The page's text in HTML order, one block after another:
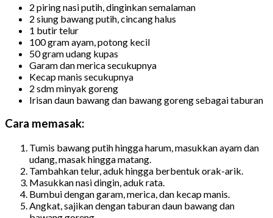
2 piring nasi putih, dinginkan semalaman
2 siung bawang putih, cincang halus
1 butir telur
100 gram ayam, potong kecil
50 gram udang kupas
Garam dan merica secukupnya
Kecap manis secukupnya
2 sdm minyak goreng
Irisan daun bawang dan bawang goreng sebagai taburan
Cara memasak:
Tumis bawang putih hingga harum, masukkan ayam dan
udang, masak hingga matang.
Tambahkan telur, aduk hingga berbentuk orak-arik.
Masukkan nasi dingin, aduk rata.
Bumbui dengan garam, merica, dan kecap manis.
Angkat, sajikan dengan taburan daun bawang dan